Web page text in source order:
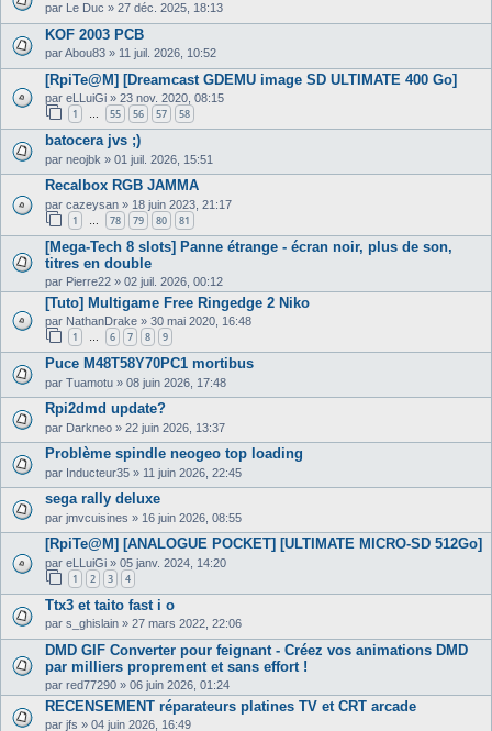
par Le Duc » 27 déc. 2025, 18:13
KOF 2003 PCB
parAbou83 » 11 juil. 2026, 10:52
[RpiTe@M] [Dreamcast GDEMU image SD ULTIMATE 400 Go]
par eLLuiGi » 23 nov. 2020, 08:15
1 … 55 56 57 58
batocera jvs ;)
par neojbk » 01 juil. 2026, 15:51
Recalbox RGB JAMMA
par cazeysan » 18 juin 2023, 21:17
1 78 79 80 81
[Mega-Tech 8 slots] Panne étrange - écran noir, plus de son,
titres en double
par Pierre22 » 02 juil. 2026, 00:12
[Tuto] Multigame Free Ringedge 2 Niko
par NathanDrake » 30 mai 2020, 16:48
1 … 6 7 8 9
Puce M48T58Y70PC1 mortibus
par Tuamotu » 08 juin 2026, 17:48
Rpi2dmd update?
par Darkneo » 22 juin 2026, 13:37
Problème spindle neogeo top loading
par Inducteur35 » 11 juin 2026, 22:45
sega rally deluxe
par jmvcuisines » 16 juin 2026, 08:55
[RpiTe@M] [ANALOGUE POCKET] [ULTIMATE MICRO-SD 512Go]
par eLLuiGi » 05 janv. 2024, 14:20
1 2 3 4
Ttx3 et taito fast i o
par s_ghislain » 27 mars 2022, 22:06
DMD GIF Converter pour feignant - Créez vos animations DMD
par milliers proprement et sans effort !
par red77290 » 06 juin 2026, 01:24
RECENSEMENT réparateurs platines TV et CRT arcade
par jfs » 04 juin 2026, 16:49